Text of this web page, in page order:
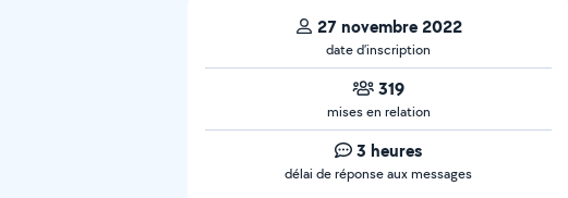
27 novembre 2022
date d’inscription
319
mises en relation
3 heures
délai de réponse aux messages